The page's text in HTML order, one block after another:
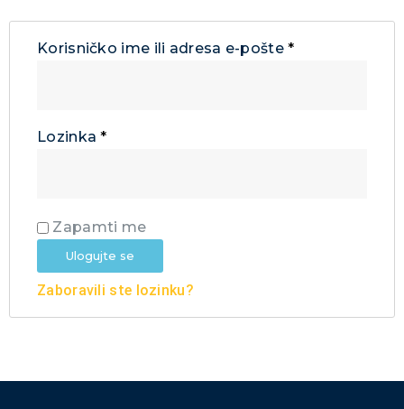
Korisničko ime ili adresa e-pošte*
Lozinka*
Zapamti me
Ulogujte se
Zaboravili ste lozinku?